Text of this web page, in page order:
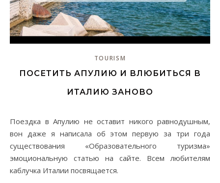
TOURISM
ПОСЕТИТЬ АПУЛИЮ И ВЛЮБИТЬСЯ В
ИТАЛИЮ ЗАНОВО
Поездка в Апулию не оставит никого равнодушным,
вон даже я написала об этом первую за три года
существования «Образовательного туризма»
эмоциональную статью на сайте. Всем любителям
каблучка Италии посвящается.